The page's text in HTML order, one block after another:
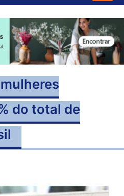
do total de